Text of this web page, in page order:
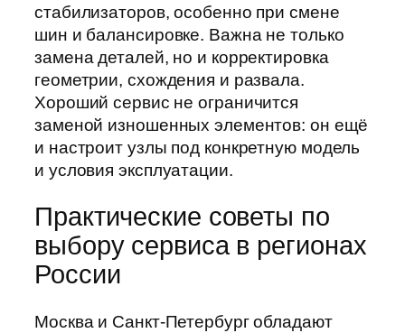
стабилизаторов, особенно при смене
шин и балансировке. Важна не только
замена деталей, но и корректировка
геометрии, схождения и развала.
Хороший сервис не ограничится
заменой изношенных элементов: он ещё
и настроит узлы под конкретную модель
и условия эксплуатации.
Практические советы по
выбору сервиса в регионах
России
Москва и Санкт-Петербург обладают